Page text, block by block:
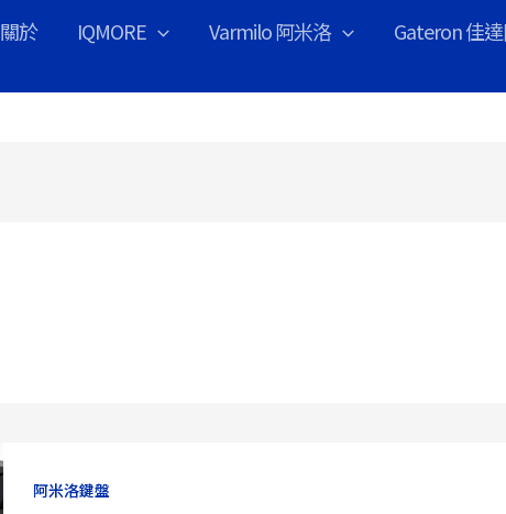
關於 IQMORE Varmilo 阿米洛 Gateron 佳
阿米洛鍵盤